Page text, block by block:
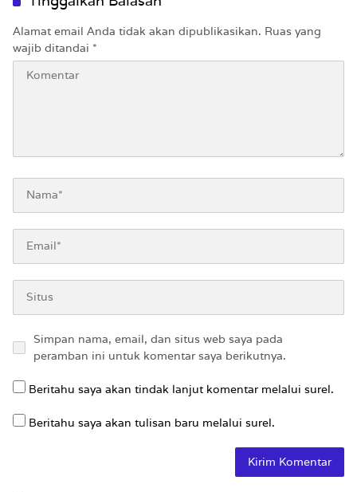
Alamat email Anda tidak akan dipublikasikan. Ruas yang
wajib ditandai *
Simpan nama, email, dan situs web saya pada
peramban ini untuk komentar saya berikutnya.
Beritahu saya akan tindak lanjut komentar melalui surel.
Beritahu saya akan tulisan baru melalui surel.